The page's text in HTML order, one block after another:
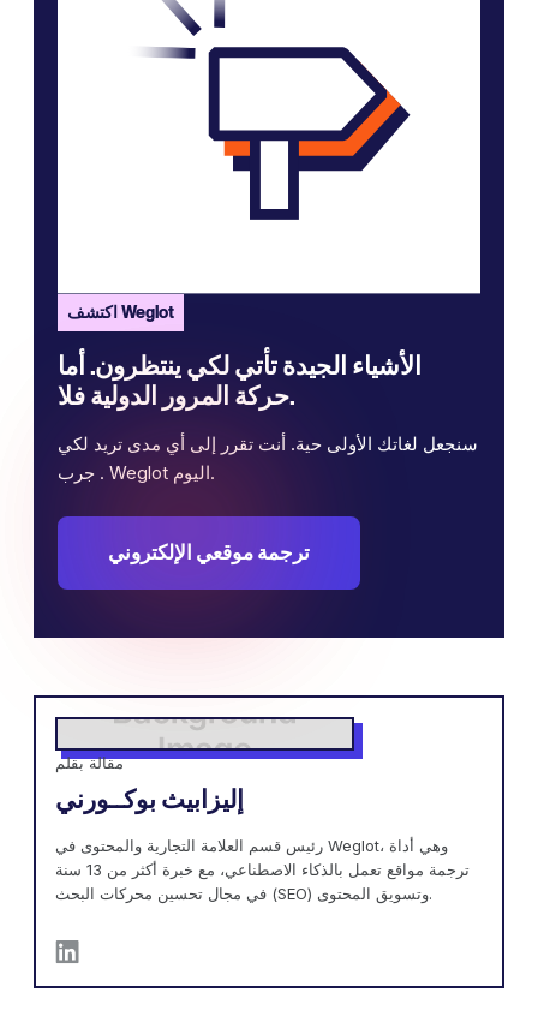
اكتشف Weglot
الأشياء الجيدة تأتي لكي ينتظرون. أما
حركة المرور الدولية فلا.
سنجعل لغاتك الأولى حية. أنت تقرر إلى أي مدى تريد لكي
. جرب Weglot اليوم.
ترجمة موقعي الإلكتروني
مقالة بقلم
إليزابيث بوكــورني
رئيس قسم العلامة التجارية والمحتوى في Weglot، وهي أداة
ترجمة مواقع تعمل بالذكاء الاصطناعي، مع خبرة أكثر من 13 سنة
في مجال تحسين محركات البحث (SEO) وتسويق المحتوى.